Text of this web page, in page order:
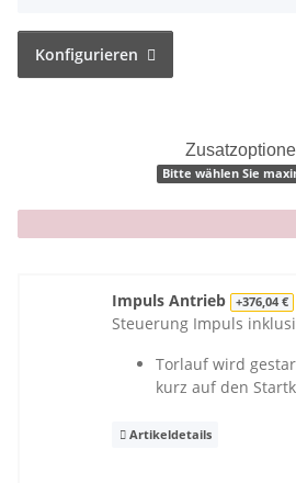
Konfigurieren
Bitte wählen Sie
x
Impuls Antrieb +376,04 €
Steuerung Impuls
Torlauf wird
kurz auf den
Artikeldetails